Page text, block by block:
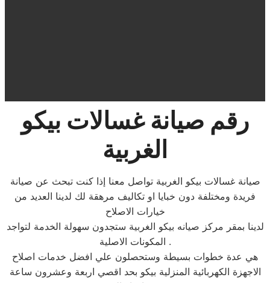
رقم صيانة غسالات بيكو
الغربية
صيانة غسالات بيكو الغربية تواصل معنا إذا كنت تبحث عن صيانة
فريدة ومختلفة دون خبايا او تكاليف مرهقة لك لدينا العديد من
خيارات الاصلاح
لدينا بمقر مركز صيانه بيكو الغربية ستجدون سهولة الخدمة لتواجد
المكونات الاصلية .
هي عدة خطوات بسيطة وستحصلون علي افضل خدمات اصلاح
الاجهزة الكهربائية المنزلية بيكو بحد اقصي اربعة وعشرون ساعة